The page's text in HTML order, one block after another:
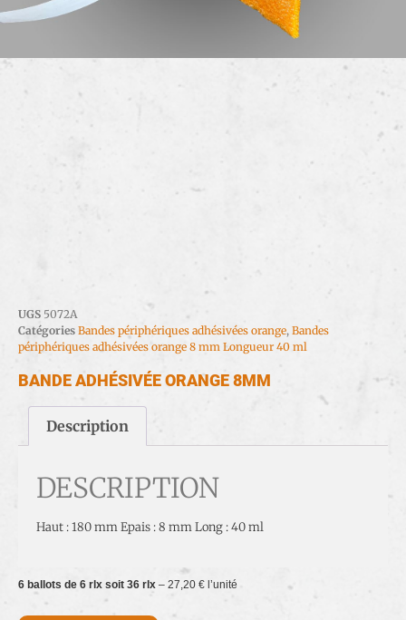
UGS 5072A
Catégories Bandes périphériques adhésivées orange, Bandes
périphériques adhésivées orange 8 mm Longueur 40 ml
BANDE ADHÉSIVÉE ORANGE 8MM
Description
DESCRIPTION
Haut : 180 mm Epais : 8 mm Long : 40 ml
6 ballots de 6 rlx soit 36 rlx – 27,20 € l’unité